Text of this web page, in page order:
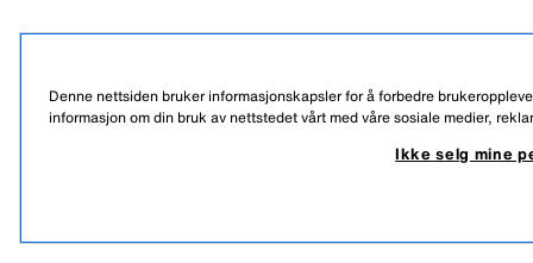
Denne nettsiden bruker informasjonskapsler for å forbedre
informasjon om din bruk av nettstedet vårt med våre sosiale medier,
Ikke selg mine